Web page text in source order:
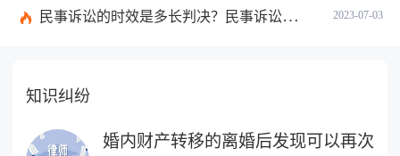
2023-07-03
民事诉讼的时效是多长判决？民事诉讼的诉讼费用计算-天天简讯
知识纠纷
婚内财产转移的离婚后发现可以再次